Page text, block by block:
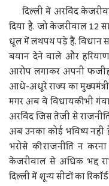
दिल्ली में अरविंद
दिया है. जो केजरीवाल
धूल में लथपथ पड़े हैं. विधान
बयान देने वाले और
आरोप लगाकर अपनी
आधे-अधूरे राज्य का
मगर अब वे विधायकी भी
अरविंद जिस तेजी से
अब उनका कोई भविष्य
भरोसे की राजनीति न
केजरीवाल से अधिक भद्द
दिल्ली में शून्य सीटों का